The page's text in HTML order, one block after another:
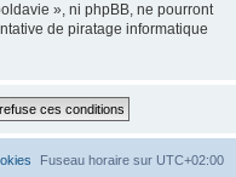
», ni phpBB, ne pourront
de piratage informatique
Fuseau horaire sur UTC+02:00